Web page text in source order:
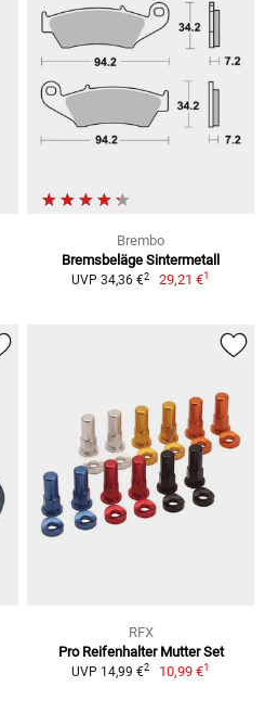
Brembo
Bremsbeläge Sintermetall
UVP 34,36 €2 29,21 €1
RFX
Pro Reifenhalter Mutter Set
UVP 14,99 €2 10,99 €1